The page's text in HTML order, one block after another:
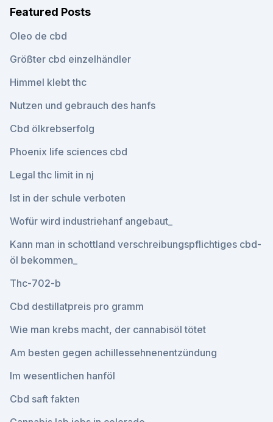
Featured Posts
Oleo de cbd
Größter cbd einzelhändler
Himmel klebt thc
Nutzen und gebrauch des hanfs
Cbd ölkrebserfolg
Phoenix life sciences cbd
Legal thc limit in nj
Ist in der schule verboten
Wofür wird industriehanf angebaut_
Kann man in schottland verschreibungspflichtiges cbd-
öl bekommen_
Thc-702-b
Cbd destillatpreis pro gramm
Wie man krebs macht, der cannabisöl tötet
Am besten gegen achillessehnenentzündung
Im wesentlichen hanföl
Cbd saft fakten